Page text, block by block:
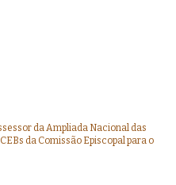
da Ampliada Nacional das
da Comissão Episcopal para o